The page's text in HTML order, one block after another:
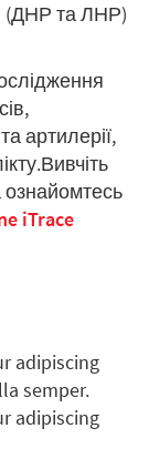
(ДНР та ЛНР)
артилерії,
ознайомтесь
iTrace
adipiscing
semper.
adipiscing